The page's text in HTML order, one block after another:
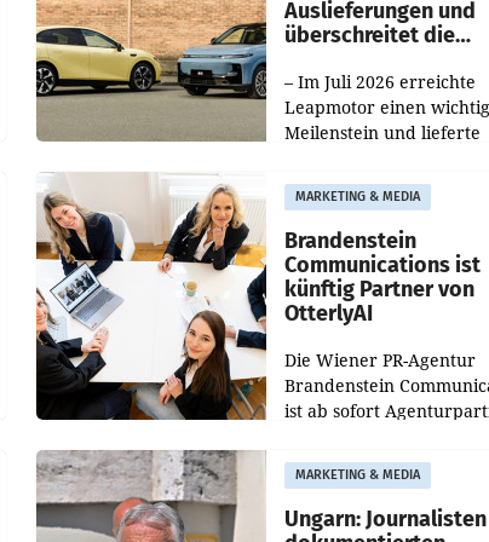
Auslieferungen und
überschreitet die
– Im Juli 2026 erreichte
Leapmotor einen
Meilenstein und lieferte
aus, womit sich das
gegenüber Juli 2025
verdoppelte (+102
MARKETING & MEDIA
Brandenstein
Communications ist
künftig Partner von
OtterlyAI
Die Wiener PR-Agentur
Brandenstein
ist ab sofort
Optimierungsplattform
OtterlyAI. Damit baut die
Agentur ihr
MARKETING & MEDIA
Ungarn: Journalisten